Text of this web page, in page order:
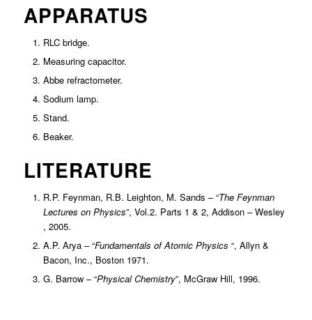
APPARATUS
RLC bridge.
Measuring capacitor.
Abbe refractometer.
Sodium lamp.
Stand.
Beaker.
LITERATURE
R.P. Feynman, R.B. Leighton, M. Sands – “The Feynman
Lectures on Physics”, Vol.2. Parts 1 & 2, Addison – Wesley
, 2005.
A.P. Arya – “Fundamentals of Atomic Physics “, Allyn &
Bacon, Inc., Boston 1971.
G. Barrow – “Physical Chemistry”, McGraw Hill, 1996.